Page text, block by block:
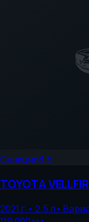
Санкции3.5
TOYOTA
2021 г.• 2.5л•